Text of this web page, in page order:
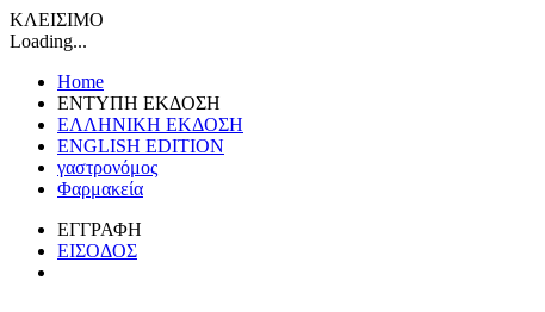
ΚΛΕΙΣΙΜΟ
Loading...
Home
ΕΝΤΥΠΗ ΕΚΔΟΣΗ
ΕΛΛΗΝΙΚΗ ΕΚΔΟΣΗ
ENGLISH EDITION
γαστρονόμος
Φαρμακεία
ΕΓΓΡΑΦΗ
ΕΙΣΟΔΟΣ